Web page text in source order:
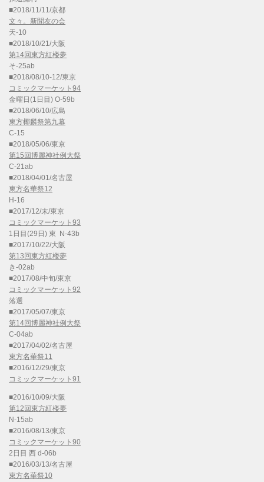
■2018/11/11/京都
文々。新聞友の会
天-10
■2018/10/21/大阪
第14回東方紅楼夢
そ-25ab
■2018/08/10-12/東京
コミックマーケット94
金曜日(1日目) O-59b
■2018/06/10/広島
東方椰麟祭第九幕
C-15
■2018/05/06/東京
第15回博麗神社例大祭
C-21ab
■2018/04/01/名古屋
東方名華祭12
H-16
■2017/12/末/東京
コミックマーケット93
1日目(29日) 東 N-43b
■2017/10/22/大阪
第13回東方紅楼夢
き-02ab
■2017/08/中旬/東京
コミックマーケット92
落選
■2017/05/07/東京
第14回博麗神社例大祭
C-04ab
■2017/04/02/名古屋
東方名華祭11
■2016/12/29/東京
コミックマーケット91
■2016/10/09/大阪
第12回東方紅楼夢
N-15ab
■2016/08/13/東京
コミックマーケット90
2日目 西 d-06b
■2016/03/13/名古屋
東方名華祭10